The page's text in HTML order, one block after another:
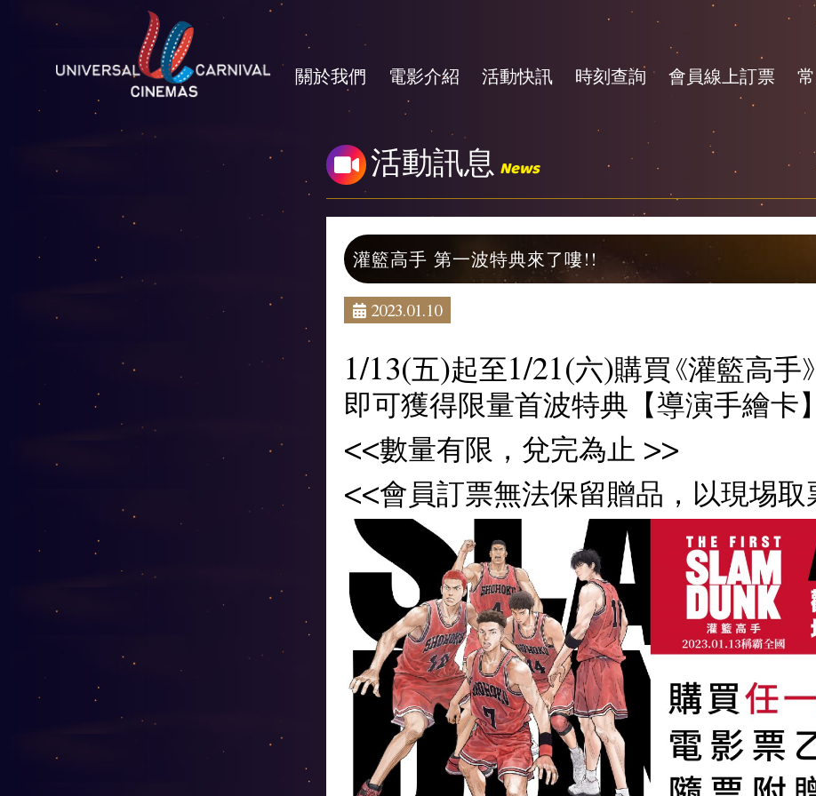
關於我們 電影介紹 活動快訊 時刻查詢 會員線上訂票
活動訊息 News
灌籃高手 第一波特典來了嘍!!
2023.01.10
1/13(五)起至1/21(六)購買《灌籃高手
即可獲得限量首波特典【導演手繪卡
<<數量有限，兌完為止 >>
<<會員訂票無法保留贈品，以現埸